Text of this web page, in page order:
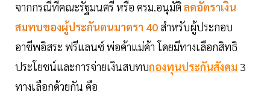
จากกรณีที่คณะรัฐมนตรี หรือ ครม.อนุมัติลดอัตราเงิน
สมทบของผู้ประกันตนมาตรา 40 สำหรับผู้ประกอบ
อาชีพอิสระ ฟรีแลนซ์ พ่อค้าแม่ค้า โดยมีทางเลือกสิทธิ
ประโยชน์และการจ่ายเงินสบทบกองทุนประกันสังคม 3
ทางเลือกด้วยกัน คือ